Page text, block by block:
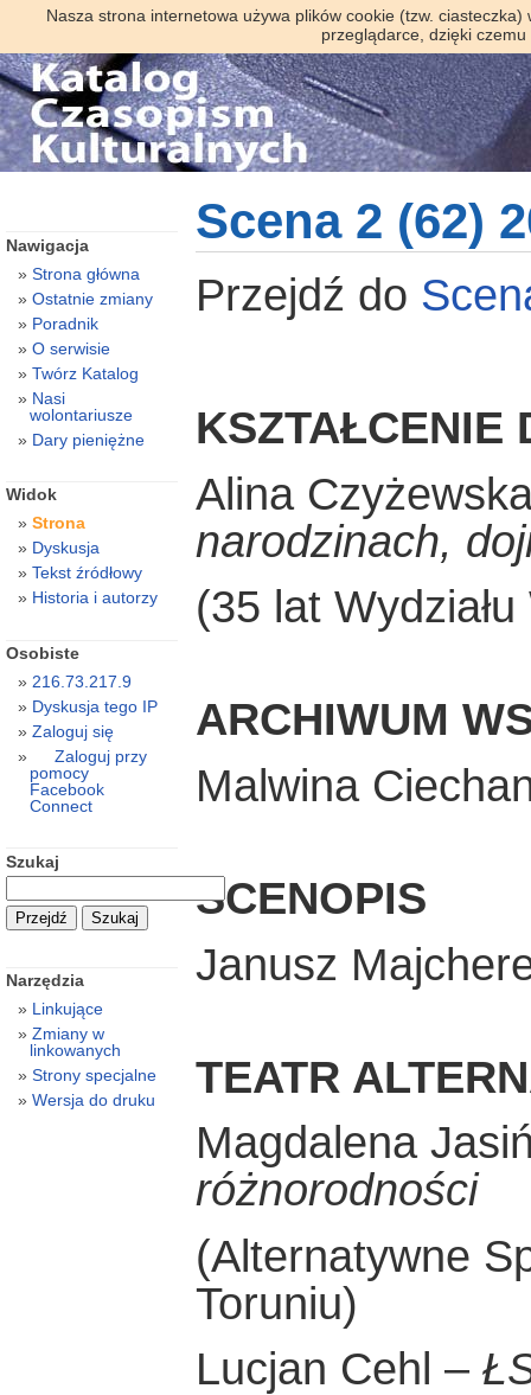
Nasza strona internetowa używa plików cookie (tzw.
przeglądarce, dzięki
Scena 2 (62)
Przejdź do
KSZTAŁCENIE
Alina
narodzinach,
(35 lat
ARCHIWUM
Malwina
SCENOPIS
Janusz
TEATR
Magdalena
różnorodności
(Alternatywne
Toruniu)
Lucjan Cehl –
Nawigacja
Strona główna
Ostatnie zmiany
Poradnik
O serwisie
Twórz Katalog
Nasi
wolontariusze
Dary pieniężne
Widok
Strona
Dyskusja
Tekst źródłowy
Historia i autorzy
Osobiste
216.73.217.9
Dyskusja tego IP
Zaloguj się
Zaloguj przy
pomocy
Facebook
Connect
Szukaj
Narzędzia
Linkujące
Zmiany w
linkowanych
Strony specjalne
Wersja do druku